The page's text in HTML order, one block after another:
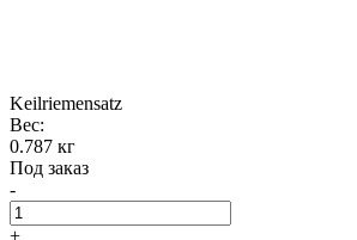
Keilriemensatz
Вес:
0.787 кг
Под заказ
-
+